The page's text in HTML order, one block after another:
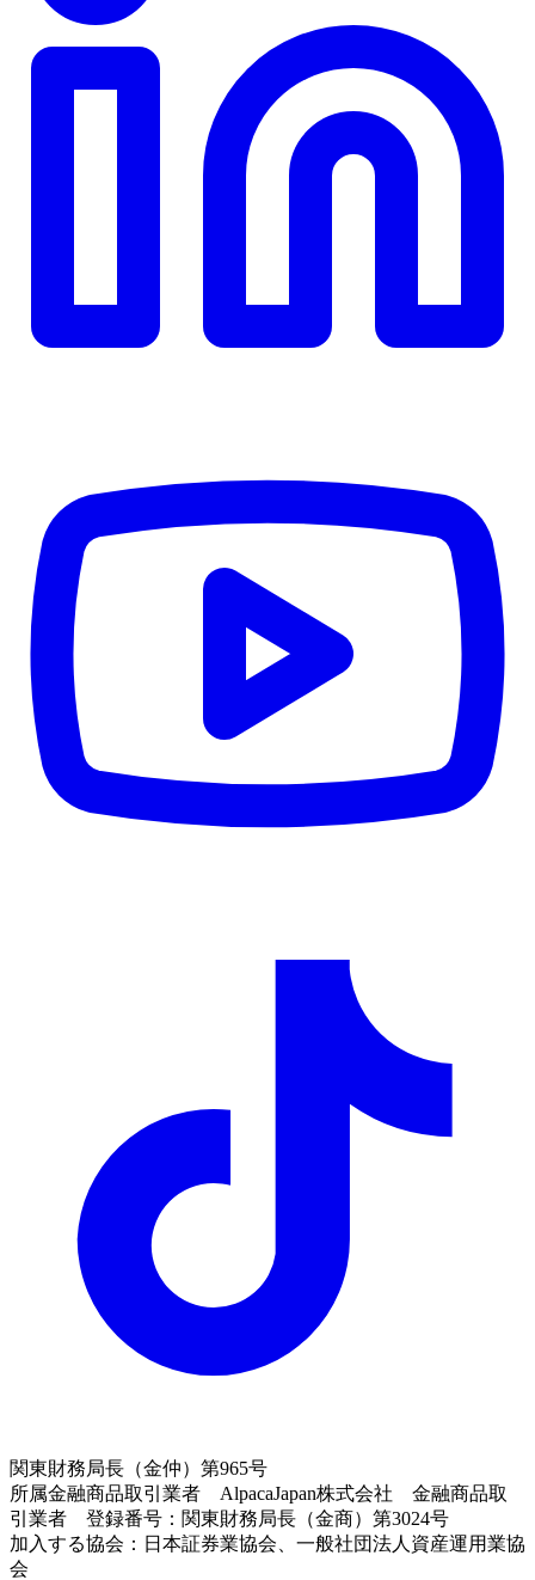
関東財務局長（金仲）第965号
所属金融商品取引業者 AlpacaJapan株式会社 金融商品取
引業者 登録番号：関東財務局長（金商）第3024号
加入する協会：日本証券業協会、一般社団法人資産運用業協
会